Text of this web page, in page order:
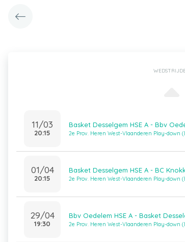
11/03
20:15
Basket Desselgem HSE A - Bbv
2e Prov. Heren West-Vlaanderen Play-down
01/04
20:15
Basket Desselgem HSE A - BC
2e Prov. Heren West-Vlaanderen Play-down
29/04
19:30
Bbv Oedelem HSE A - Basket
2e Prov. Heren West-Vlaanderen Play-down